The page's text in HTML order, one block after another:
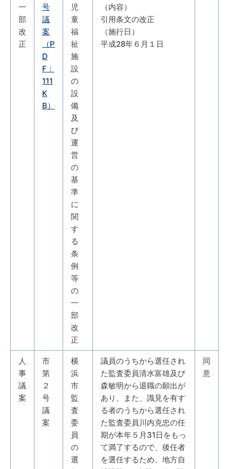
一
部
改
正
号
議
案
（P
D
F：
111
K
B）
児
童
福
祉
施
設
の
設
備
及
び
運
営
の
基
準
に
関
す
る
条
例
等
の
一
部
改
正
（内容）
引用条文の改正
（施行日）
平成28年６月１日
人
事
議
案
市
第
２
号
議
案
横
浜
市
監
査
委
員
の
選
議員のうちから選任され
た監査委員清水富雄及び
森敏明から退職の願出が
あり、また、識見を有す
る者のうちから選任され
た監査委員川内克忠の任
期が本年５月31日をもっ
て満了するので、後任者
を選任するため、地方自
同
意